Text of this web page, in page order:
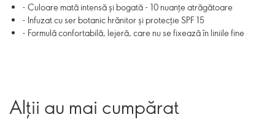
- Culoare mată intensă și bogată - 10 nuanțe atrăgătoare
- Infuzat cu ser botanic hrănitor și protecție SPF 15
- Formulă confortabilă, lejeră, care nu se fixează în liniile fine
Alții au mai cumpărat